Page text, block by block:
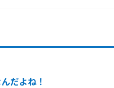
だよね！